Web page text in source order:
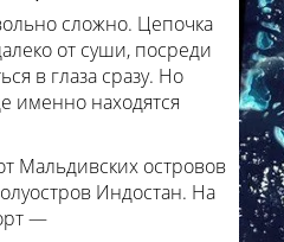
сложно. Цепочка
от суши, посреди
в глаза сразу. Но
именно находятся
Мальдивских островов
Индостан. На
—